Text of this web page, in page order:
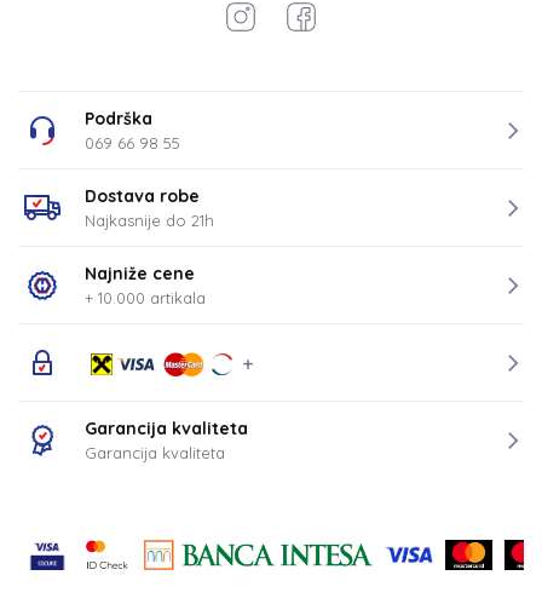
Podrška
069 66 98 55
Dostava robe
Najkasnije do 21h
Najniže cene
+ 10.000 artikala
Garancija kvaliteta
Garancija kvaliteta